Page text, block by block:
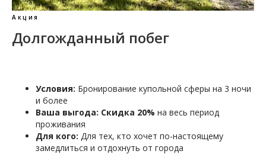
Акция
Долгожданный побег
Условия: Бронирование купольной сферы на 3 ночи
и более
Ваша выгода: Скидка 20% на весь период
проживания
Для кого: Для тех, кто хочет по-настоящему
замедлиться и отдохнуть от города